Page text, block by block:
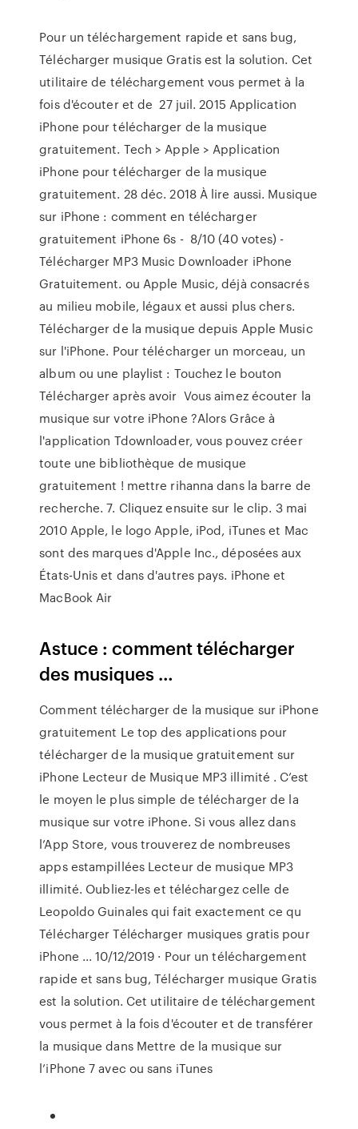
Pour un téléchargement rapide et sans bug,
Télécharger musique Gratis est la solution. Cet
utilitaire de téléchargement vous permet à la
fois d'écouter et de 27 juil. 2015 Application
iPhone pour télécharger de la musique
gratuitement. Tech > Apple > Application
iPhone pour télécharger de la musique
gratuitement. 28 déc. 2018 À lire aussi. Musique
sur iPhone : comment en télécharger
gratuitement iPhone 6s - 8/10 (40 votes) -
Télécharger MP3 Music Downloader iPhone
Gratuitement. ou Apple Music, déjà consacrés
au milieu mobile, légaux et aussi plus chers.
Télécharger de la musique depuis Apple Music
sur l'iPhone. Pour télécharger un morceau, un
album ou une playlist : Touchez le bouton
Télécharger après avoir Vous aimez écouter la
musique sur votre iPhone ?Alors Grâce à
l'application Tdownloader, vous pouvez créer
toute une bibliothèque de musique
gratuitement ! mettre rihanna dans la barre de
recherche. 7. Cliquez ensuite sur le clip. 3 mai
2010 Apple, le logo Apple, iPod, iTunes et Mac
sont des marques d'Apple Inc., déposées aux
États-Unis et dans d'autres pays. iPhone et
MacBook Air
Astuce : comment télécharger
des musiques …
Comment télécharger de la musique sur iPhone
gratuitement Le top des applications pour
télécharger de la musique gratuitement sur
iPhone Lecteur de Musique MP3 illimité . C’est
le moyen le plus simple de télécharger de la
musique sur votre iPhone. Si vous allez dans
l’App Store, vous trouverez de nombreuses
apps estampillées Lecteur de musique MP3
illimité. Oubliez-les et téléchargez celle de
Leopoldo Guinales qui fait exactement ce qu
Télécharger Télécharger musiques gratis pour
iPhone ... 10/12/2019 · Pour un téléchargement
rapide et sans bug, Télécharger musique Gratis
est la solution. Cet utilitaire de téléchargement
vous permet à la fois d'écouter et de transférer
la musique dans Mettre de la musique sur
l’iPhone 7 avec ou sans iTunes